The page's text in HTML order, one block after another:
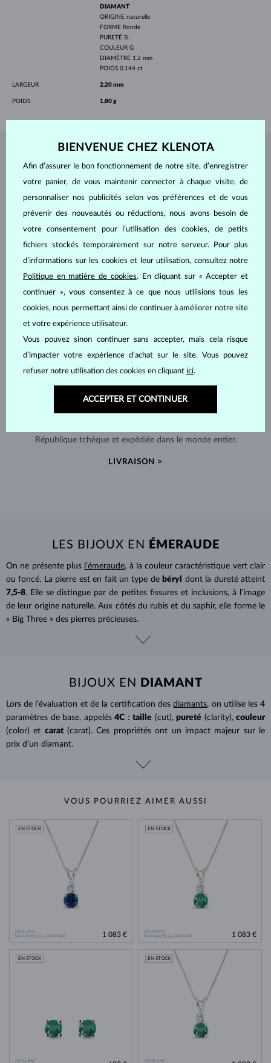
DIAMANT
ORIGINE naturelle
FORME Ronde
PURETÉ SI
COULEUR G
DIAMÈTRE 1.2 mm
POIDS 0.144 ct
LARGEUR 2.20 mm
POIDS 1.80 g
FABRIQUÉS À LA MAIN À PRAGUE
République tchèque et expédiée dans le monde entier.
LIVRAISON >
LES BIJOUX EN ÉMERAUDE
On ne présente plus l’émeraude, à la couleur caractéristique vert clair
ou foncé. La pierre est en fait un type de béryl
dont la dureté atteint
7,5-8. Elle se distingue par de petites fissures et inclusions, à l’image
de leur origine naturelle. Aux côtés du rubis et du saphir, elle forme le
« Big Three » des pierres précieuses.
BIJOUX EN DIAMANT
Lors de l’évaluation et de la certification desdiamants, on utilise les 4
paramètres de base, appelés 4C : taille (cut), pureté (clarity), couleur
(color) et carat (carat). Ces propriétés ont un impact majeur sur le
prix d’un diamant.
VOUS POURRIEZ AIMER AUSSI
OR BLANC
SAPHIR BLEU & DIAMANT
EN STOCK
1 083 €
OR JAUNE
ÉMERAUDE & DIAMANT
EN STOCK
1 083 €
OR BLANC
EN STOCK
OR BLANC
EN STOCK
BIENVENUE CHEZ KLENOTA
Afin d’assurer le bon fonctionnement de notre site, d’enregistrer
votre panier, de vous maintenir connecter à chaque visite, de
personnaliser nos publicités selon vos préférences et de vous
prévenir des nouveautés ou réductions, nous avons besoin de
votre consentement pour l’utilisation des cookies, de petits
fichiers stockés temporairement sur notre serveur. Pour plus
d’informations sur les cookies et leur utilisation, consultez notre
Politique en matière de cookies. En cliquant sur « Accepter et
continuer », vous consentez à ce que nous utilisions tous les
cookies, nous permettant ainsi de continuer à améliorer notre site
et votre expérience utilisateur.
Vous pouvez sinon continuer sans accepter, mais cela risque
d’impacter votre expérience d’achat sur le site. Vous pouvez
refuser notre utilisation des cookies en cliquant ici.
ACCEPTER ET CONTINUER